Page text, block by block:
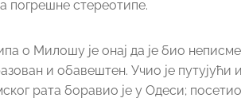
погрешне стереотипе.
о Милошу је онај да је био
и обавештен. Учио је путујући
рата боравио је у Одеси;